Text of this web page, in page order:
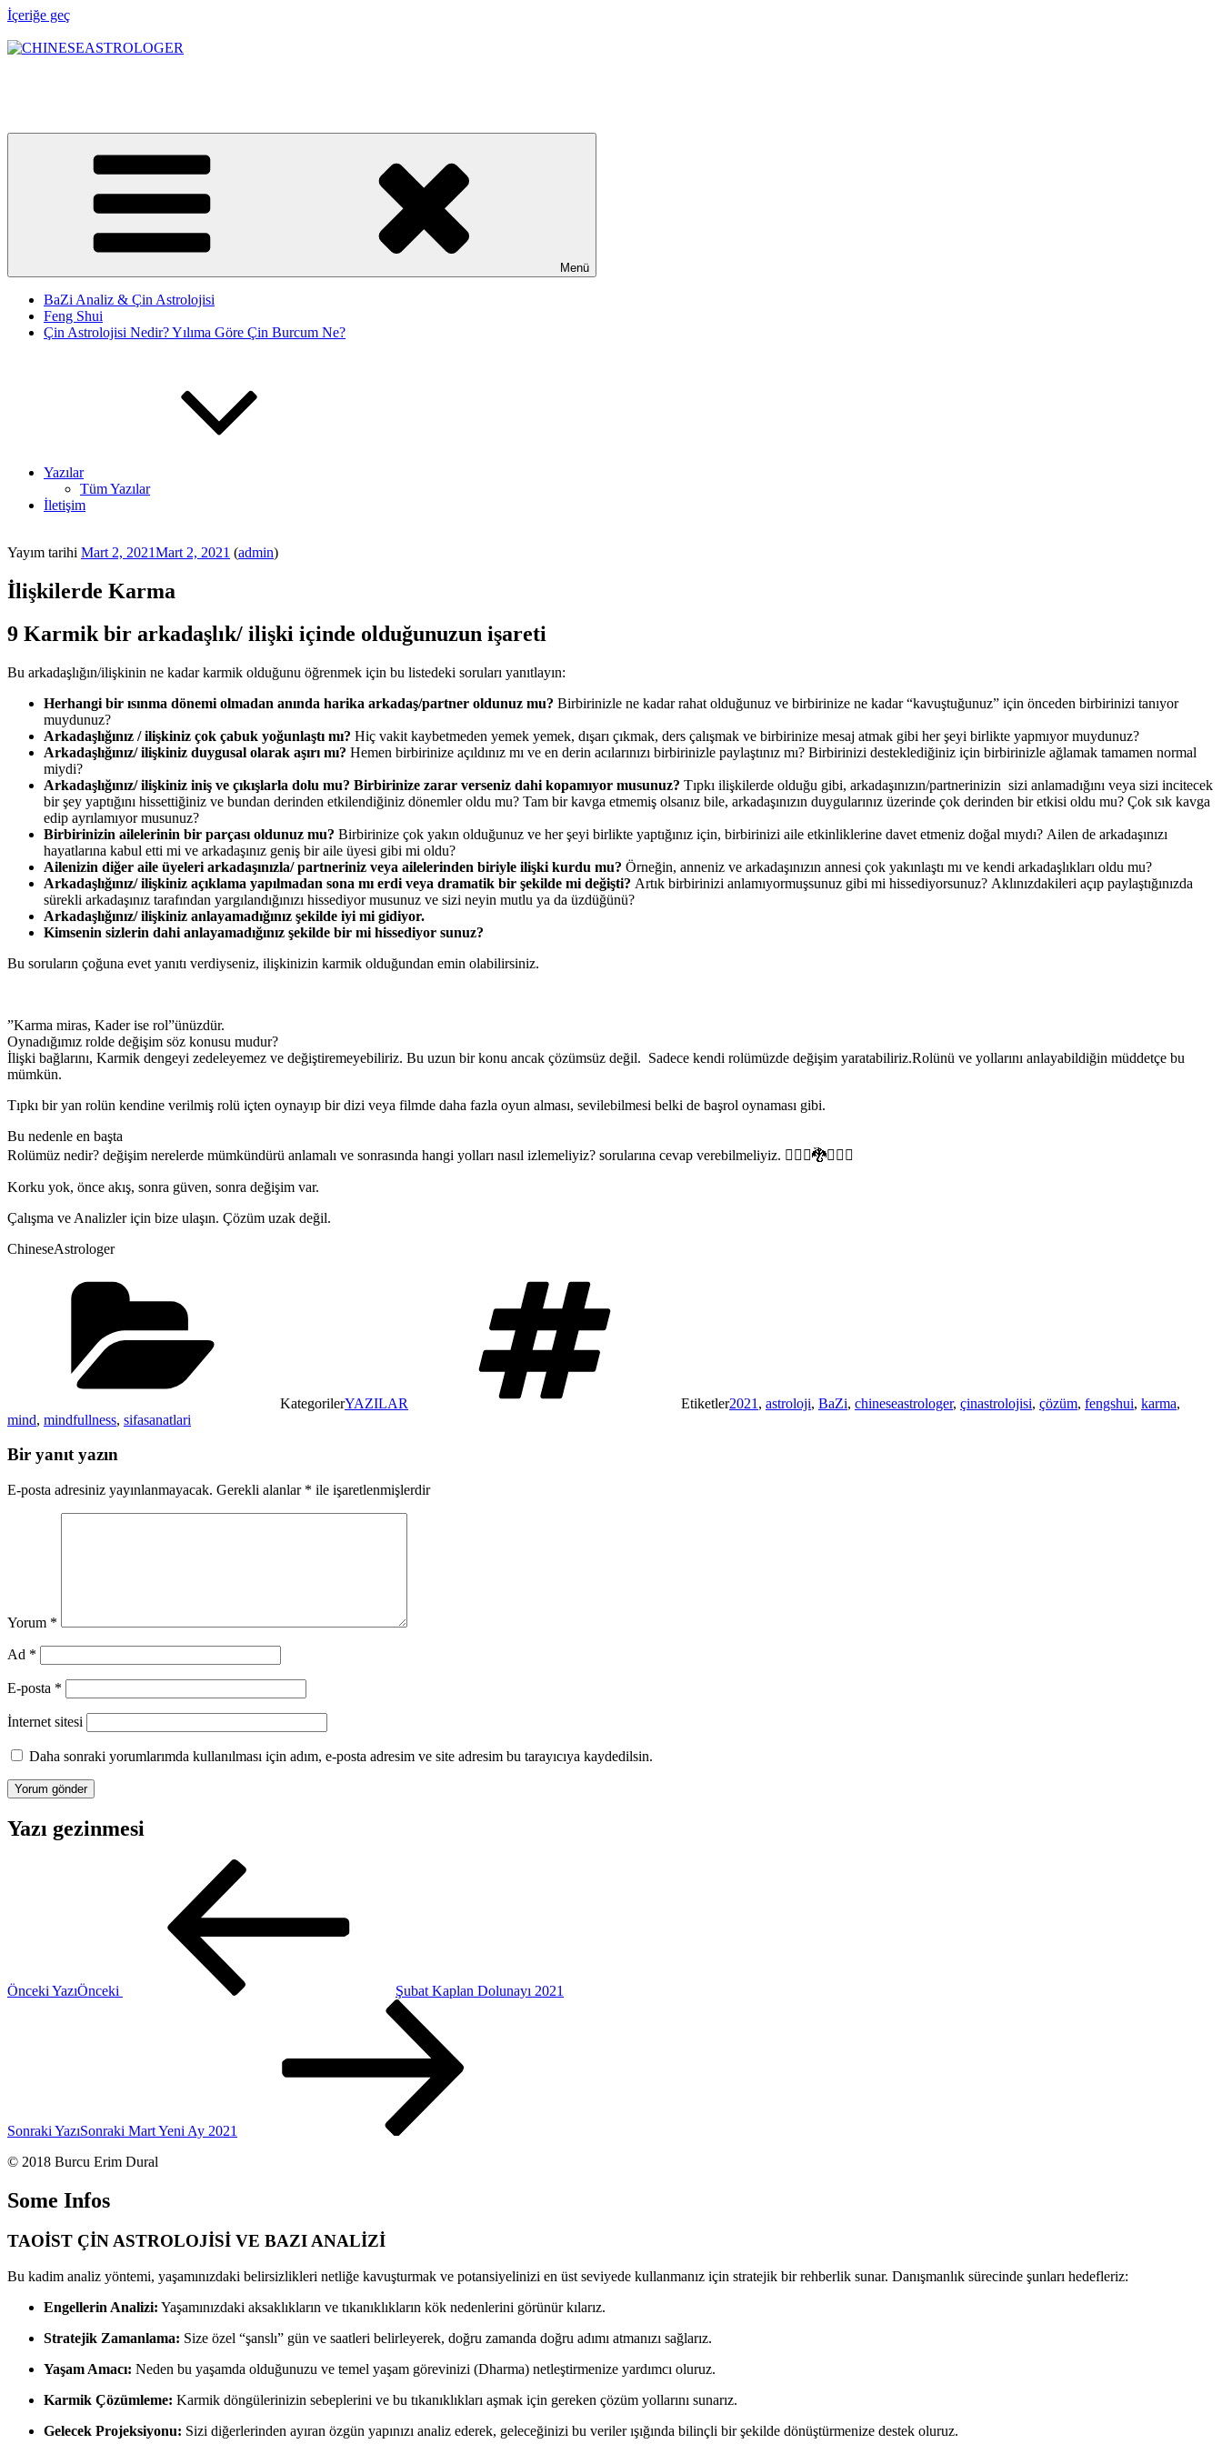
İçeriğe geç
Menü
BaZi Analiz & Çin Astrolojisi
Feng Shui
Çin Astrolojisi Nedir? Yılıma Göre Çin Burcum Ne?
Yazılar
Tüm Yazılar
İletişim
Yayım tarihi Mart 2, 2021Mart 2, 2021 (admin)
İlişkilerde Karma
9 Karmik bir arkadaşlık/ ilişki içinde olduğunuzun işareti
Bu arkadaşlığın/ilişkinin ne kadar karmik olduğunu öğrenmek için bu listedeki soruları yanıtlayın:
Herhangi bir ısınma dönemi olmadan anında harika arkadaş/partner oldunuz mu? Birbirinizle ne kadar rahat olduğunuz ve birbirinize ne kadar “kavuştuğunuz” için önceden birbirinizi tanıyor
muydunuz?
Arkadaşlığınız / ilişkiniz çok çabuk yoğunlaştı mı? Hiç vakit kaybetmeden yemek yemek, dışarı çıkmak, ders çalışmak ve birbirinize mesaj atmak gibi her şeyi birlikte yapmıyor muydunuz?
Arkadaşlığınız/ ilişkiniz duygusal olarak aşırı mı? Hemen birbirinize açıldınız mı ve en derin acılarınızı birbirinizle paylaştınız mı? Birbirinizi desteklediğiniz için birbirinizle ağlamak tamamen normal
miydi?
Arkadaşlığınız/ ilişkiniz iniş ve çıkışlarla dolu mu? Birbirinize zarar verseniz dahi kopamıyor musunuz? Tıpkı ilişkilerde olduğu gibi, arkadaşınızın/partnerinizin sizi anlamadığını veya sizi incitecek
bir şey yaptığını hissettiğiniz ve bundan derinden etkilendiğiniz dönemler oldu mu? Tam bir kavga etmemiş olsanız bile, arkadaşınızın duygularınız üzerinde çok derinden bir etkisi oldu mu? Çok sık kavga
edip ayrılamıyor musunuz?
Birbirinizin ailelerinin bir parçası oldunuz mu? Birbirinize çok yakın olduğunuz ve her şeyi birlikte yaptığınız için, birbirinizi aile etkinliklerine davet etmeniz doğal mıydı? Ailen de arkadaşınızı
hayatlarına kabul etti mi ve arkadaşınız geniş bir aile üyesi gibi mi oldu?
Ailenizin diğer aile üyeleri arkadaşınızla/ partneriniz veya ailelerinden biriyle ilişki kurdu mu? Örneğin, anneniz ve arkadaşınızın annesi çok yakınlaştı mı ve kendi arkadaşlıkları oldu mu?
Arkadaşlığınız/ ilişkiniz açıklama yapılmadan sona mı erdi veya dramatik bir şekilde mi değişti? Artık birbirinizi anlamıyormuşsunuz gibi mi hissediyorsunuz? Aklınızdakileri açıp paylaştığınızda
sürekli arkadaşınız tarafından yargılandığınızı hissediyor musunuz ve sizi neyin mutlu ya da üzdüğünü?
Arkadaşlığınız/ ilişkiniz anlayamadığınız şekilde iyi mi gidiyor.
Kimsenin sizlerin dahi anlayamadığınız şekilde bir mi hissediyor sunuz?
Bu soruların çoğuna evet yanıtı verdiyseniz, ilişkinizin karmik olduğundan emin olabilirsiniz.
”Karma miras, Kader ise rol”ünüzdür.
Oynadığımız rolde değişim söz konusu mudur?
İlişki bağlarını, Karmik dengeyi zedeleyemez ve değiştiremeyebiliriz. Bu uzun bir konu ancak çözümsüz değil. Sadece kendi rolümüzde değişim yaratabiliriz.Rolünü ve yollarını anlayabildiğin müddetçe bu
mümkün.
Tıpkı bir yan rolün kendine verilmiş rolü içten oynayıp bir dizi veya filmde daha fazla oyun alması, sevilebilmesi belki de başrol oynaması gibi.
Bu nedenle en başta
Rolümüz nedir? değişim nerelerde mümkündürü anlamalı ve sonrasında hangi yolları nasıl izlemeliyiz? sorularına cevap verebilmeliyiz. 🧚🏻‍♀️🐉🧚🏻‍♀️
Korku yok, önce akış, sonra güven, sonra değişim var.
Çalışma ve Analizler için bize ulaşın. Çözüm uzak değil.
ChineseAstrologer
KategorilerYAZILAR Etiketler2021 , astroloji, BaZi, chineseastrologer, çinastrolojisi, çözüm, fengshui, karma,
mind, mindfullness, sifasanatlari
Bir yanıt yazın
E-posta adresiniz yayınlanmayacak. Gerekli alanlar * ile işaretlenmişlerdir
Yorum *
Ad *
E-posta *
İnternet sitesi
Daha sonraki yorumlarımda kullanılması için adım, e-posta adresim ve site adresim bu tarayıcıya kaydedilsin.
Yazı gezinmesi
Önceki YazıÖnceki Şubat Kaplan Dolunayı 2021
Sonraki YazıSonraki Mart Yeni Ay 2021
© 2018 Burcu Erim Dural
Some Infos
TAOİST ÇİN ASTROLOJİSİ VE BAZI ANALİZİ
Bu kadim analiz yöntemi, yaşamınızdaki belirsizlikleri netliğe kavuşturmak ve potansiyelinizi en üst seviyede kullanmanız için stratejik bir rehberlik sunar. Danışmanlık sürecinde şunları hedefleriz:
Engellerin Analizi: Yaşamınızdaki aksaklıkların ve tıkanıklıkların kök nedenlerini görünür kılarız.
Stratejik Zamanlama: Size özel “şanslı” gün ve saatleri belirleyerek, doğru zamanda doğru adımı atmanızı sağlarız.
Yaşam Amacı: Neden bu yaşamda olduğunuzu ve temel yaşam görevinizi (Dharma) netleştirmenize yardımcı oluruz.
Karmik Çözümleme: Karmik döngülerinizin sebeplerini ve bu tıkanıklıkları aşmak için gereken çözüm yollarını sunarız.
Gelecek Projeksiyonu: Sizi diğerlerinden ayıran özgün yapınızı analiz ederek, geleceğinizi bu veriler ışığında bilinçli bir şekilde dönüştürmenize destek oluruz.